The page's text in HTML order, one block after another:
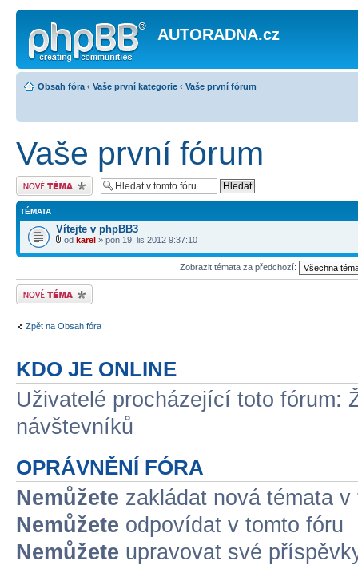
AUTORADNA.cz
Obsah fóra ‹ Vaše první kategorie ‹ Vaše první fórum
Vaše první fórum
Odeslat nové téma
TÉMATA
Vítejte v phpBB3
od karel » pon 19. lis 2012 9:37:10
Zobrazit témata za předchozí:
Odeslat nové téma
Zpět na Obsah fóra
KDO JE ONLINE
Uživatelé procházející toto fórum:
návštevníků
OPRÁVNĚNÍ FÓRA
Nemůžete zakládat nová témata v
Nemůžete odpovídat v tomto fóru
Nemůžete upravovat své